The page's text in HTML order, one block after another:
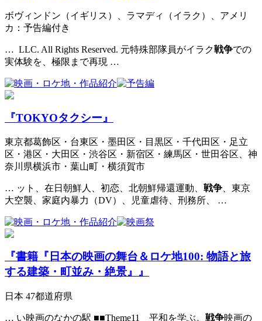
ボヴィンドン（イギリス）、ラマディ（イラク）、アメリ
カ：予告編付き
… LLC. All Rights Reserved. 元特殊部隊員がイラク戦争での
実体験を、極限まで再現 …
『TOKYOタクシー』
東京都葛飾区・台東区・墨田区・目黒区・千代田区・足立
区・港区・大田区・渋谷区・新宿区・練馬区・世田谷区、神
奈川県横浜市・葉山町・横須賀市
… ット、在日朝鮮人、初恋、北朝鮮帰還運動、 戦争 、東京
大空襲、家庭内暴力（DV）、児童虐待、刑務所、 …
『書籍『日本の映画の舞台＆ロケ地100: 物語と旅
する建築・町並み・絶景』』
日本 47都道府県
… い映画のなかの駅 ■■Theme11 平和を学ぶ。 戦争映画の